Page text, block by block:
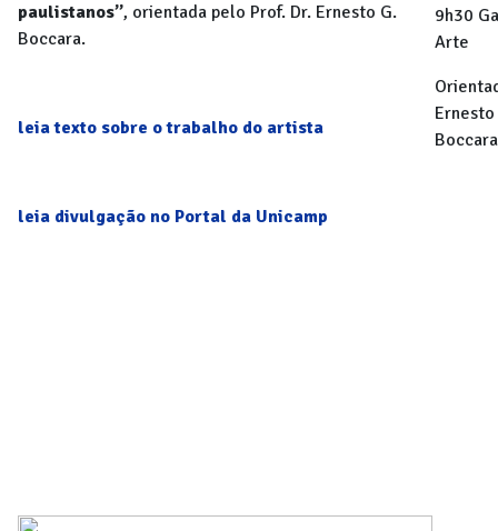
paulistanos”, orientada pelo Prof. Dr. Ernesto G.
Boccara.
leia texto sobre o trabalho do artista
leia divulgação no Portal da Unicamp
9h30
Arte
Boccara